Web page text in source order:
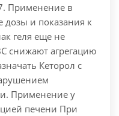
Применение в
и показания к
геля еще не
снижают агрегацию
Кеторол с
Применение у
печени При